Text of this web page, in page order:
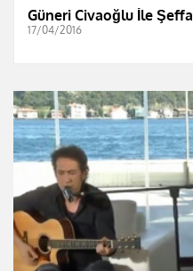
Güneri Civaoğlu İle
17/04/2016